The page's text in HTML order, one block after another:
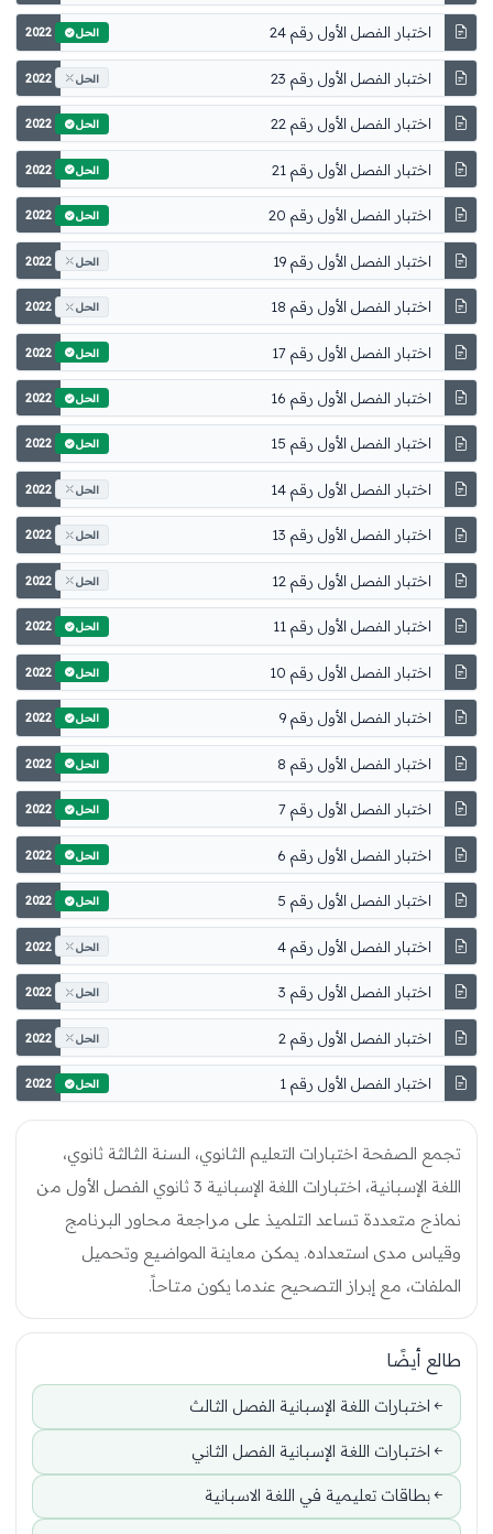
اختبار الفصل الأول رقم 24 2022 الحل
اختبار الفصل الأول رقم 23 2022 الحل
اختبار الفصل الأول رقم 22 2022 الحل
اختبار الفصل الأول رقم 21 2022 الحل
اختبار الفصل الأول رقم 20 2022 الحل
اختبار الفصل الأول رقم 19 2022 الحل
اختبار الفصل الأول رقم 18 2022 الحل
اختبار الفصل الأول رقم 17 2022 الحل
اختبار الفصل الأول رقم 16 2022 الحل
اختبار الفصل الأول رقم 15 2022 الحل
اختبار الفصل الأول رقم 14 2022 الحل
اختبار الفصل الأول رقم 13 2022 الحل
اختبار الفصل الأول رقم 12 2022 الحل
اختبار الفصل الأول رقم 11 2022 الحل
اختبار الفصل الأول رقم 10 2022 الحل
اختبار الفصل الأول رقم 9 2022 الحل
اختبار الفصل الأول رقم 8 2022 الحل
اختبار الفصل الأول رقم 7 2022 الحل
اختبار الفصل الأول رقم 6 2022 الحل
اختبار الفصل الأول رقم 5 2022 الحل
اختبار الفصل الأول رقم 4 2022 الحل
اختبار الفصل الأول رقم 3 2022 الحل
اختبار الفصل الأول رقم 2 2022 الحل
اختبار الفصل الأول رقم 1 2022 الحل
تجمع الصفحة اختبارات التعليم الثانوي، السنة الثالثة ثانوي،
اللغة الإسبانية، اختبارات اللغة الإسبانية 3 ثانوي الفصل الأول من
نماذج متعددة تساعد التلميذ على مراجعة محاور البرنامج
وقياس مدى استعداده. يمكن معاينة المواضيع وتحميل
الملفات، مع إبراز التصحيح عندما يكون متاحاً.
طالع أيضًا
اختبارات اللغة الإسبانية الفصل الثالث
اختبارات اللغة الإسبانية الفصل الثاني
بطاقات تعليمية في اللغة الاسبانية